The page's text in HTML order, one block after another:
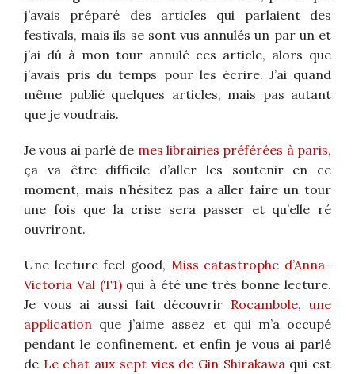
j’avais préparé des articles qui parlaient des
festivals, mais ils se sont vus annulés un par un et
j’ai dû à mon tour annulé ces article, alors que
j’avais pris du temps pour les écrire. J’ai quand
même publié quelques articles, mais pas autant
que je voudrais.
Je vous ai parlé de mes librairies préférées à paris,
ça va être difficile d’aller les soutenir en ce
moment, mais n’hésitez pas a aller faire un tour
une fois que la crise sera passer et qu’elle ré
ouvriront.
Une lecture feel good, Miss catastrophe d’Anna-
Victoria Val (T1) qui à été une très bonne lecture.
Je vous ai aussi fait découvrir Rocambole, une
application que j’aime assez et qui m’a occupé
pendant le confinement. et enfin je vous ai parlé
de Le chat aux sept vies de Gin Shirakawa qui est